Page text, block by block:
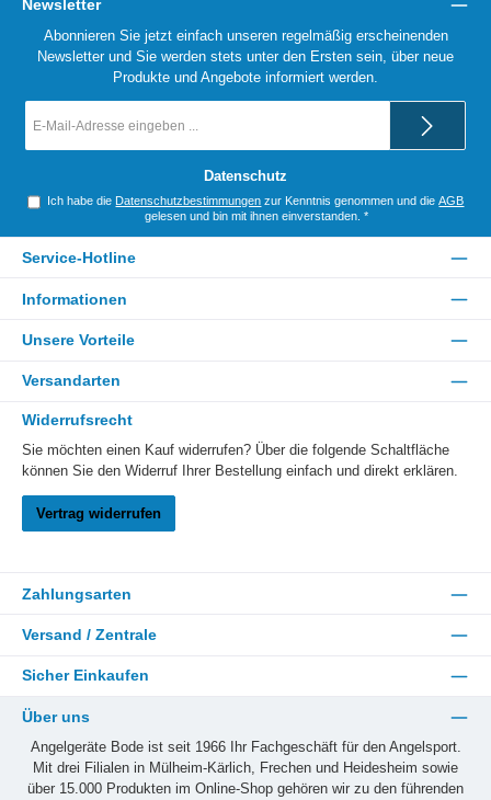
Newsletter
Abonnieren Sie jetzt einfach unseren regelmäßig erscheinenden
Newsletter und Sie werden stets unter den Ersten sein, über neue
Produkte und Angebote informiert werden.
Mail-
Datenschutz
Ich habe die Datenschutzbestimmungen zur Kenntnis genommen und dieAGB
gelesen und bin mit ihnen einverstanden. *
Service-Hotline
Informationen
Unsere Vorteile
Versandarten
Widerrufsrecht
Sie möchten einen Kauf widerrufen? Über die folgende Schaltfläche
können Sie den Widerruf Ihrer Bestellung einfach und direkt erklären.
Vertrag widerrufen
Zahlungsarten
Versand / Zentrale
Sicher Einkaufen
Über uns
Angelgeräte Bode ist seit 1966 Ihr Fachgeschäft für den Angelsport.
Mit drei Filialen in Mülheim-Kärlich, Frechen und Heidesheim sowie
über 15.000 Produkten im Online-Shop gehören wir zu den führenden